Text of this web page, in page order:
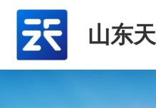
山东